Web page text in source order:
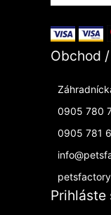
Obchod
0905 780
0905 781
Prihláste